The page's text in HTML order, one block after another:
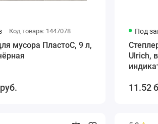
Код товара: 1447078
мусора ПластоС, 9 л,
Под
Ulrich,
11.52